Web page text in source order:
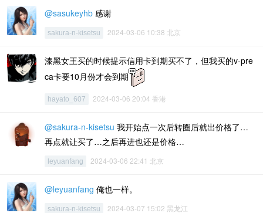
@sasukeyhb 感谢
sakura-n-kisetsu 2024-03-06 10:38 北京
漆黑女王买的时候提示信用卡到期买不了，但我买的v-pre
ca卡要10月份才会到期
hayato_607 2024-03-06 20:04 香港
@sakura-n-kisetsu 我开始点一次后转圈后就出价格了…
再点就让买了…之后再进也还是价格…
leyuanfang 2024-03-06 22:41 北京
@leyuanfang 俺也一样。
sakura-n-kisetsu 2024-03-07 15:02 黑龙江